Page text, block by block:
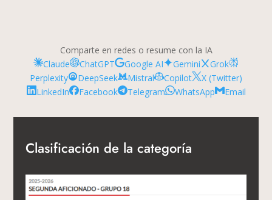
Comparte en redes o resume con la IA
Claude
ChatGPT Google AI Gemini
Grok
Perplexity
DeepSeek Mistral Copilot
X (Twitter)
LinkedIn
Facebook Telegram WhatsApp Email
Clasificación de la categoría